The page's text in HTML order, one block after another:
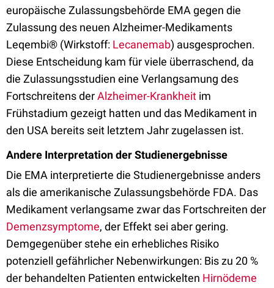
europäische Zulassungsbehörde EMA gegen die
Zulassung des neuen Alzheimer-Medikaments
Leqembi® (Wirkstoff: Lecanemab) ausgesprochen.
Diese Entscheidung kam für viele überraschend, da
die Zulassungsstudien eine Verlangsamung des
Fortschreitens derAlzheimer-Krankheit im
Frühstadium gezeigt hatten und das Medikament in
den USA bereits seit letztem Jahr zugelassen ist.
Andere Interpretation der Studienergebnisse
Die EMA interpretierte die Studienergebnisse anders
als die amerikanische Zulassungsbehörde FDA. Das
Medikament verlangsame zwar das Fortschreiten der
Demenzsymptome, der Effekt sei aber gering.
Demgegenüber stehe ein erhebliches Risiko
potenziell gefährlicher Nebenwirkungen: Bis zu 20 %
der behandelten Patienten entwickelten Hirnödeme